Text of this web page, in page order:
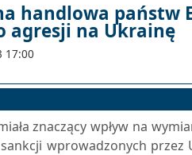
handlowa państw
agresji na Ukrainę
17:00
znaczący wpływ na
wprowadzonych przez